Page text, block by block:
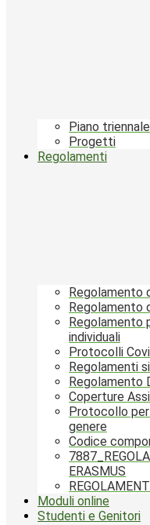
Piano
Progetti
Regolamenti
Regolamento
Regolamento
Regolamento
individuali
Protocolli
Regolamenti
Regolamento
Coperture
Protocollo
genere
Codice
ERASMUS
Moduli online
Studenti e Genitori